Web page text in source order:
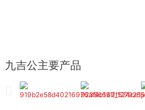
九吉公主要产品